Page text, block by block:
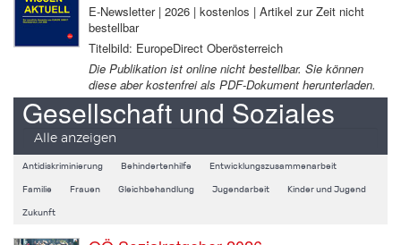
E-Newsletter | 2026 | kostenlos | Artikel zur Zeit nicht
bestellbar
Titelbild: EuropeDirect Oberösterreich
Die Publikation ist online nicht bestellbar. Sie können
diese aber kostenfrei als PDF-Dokument herunterladen.
Gesellschaft und Soziales
Alle anzeigen
Antidiskriminierung Behindertenhilfe Entwicklungszusammenarbeit
Familie Frauen Gleichbehandlung Jugendarbeit Kinder und Jugend
Zukunft